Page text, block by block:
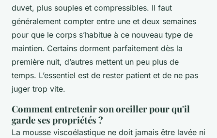
duvet, plus souples et compressibles. Il faut
généralement compter entre une et deux semaines
pour que le corps s’habitue à ce nouveau type de
maintien. Certains dorment parfaitement dès la
première nuit, d’autres mettent un peu plus de
temps. L’essentiel est de rester patient et de ne pas
juger trop vite.
Comment entretenir son oreiller pour qu'il
garde ses propriétés ?
La mousse viscoélastique ne doit jamais être lavée ni